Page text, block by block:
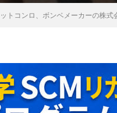
トコンロ、ボンベメーカーの株式